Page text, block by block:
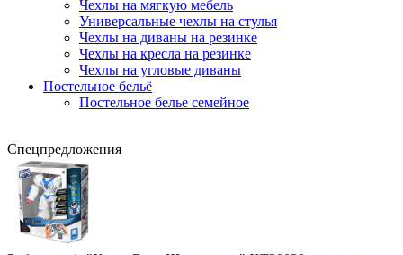
Чехлы на мягкую мебель
Универсальные чехлы на стулья
Чехлы на диваны на резинке
Чехлы на кресла на резинке
Чехлы на угловые диваны
Постельное бельё
Постельное белье семейное
Спецпредложения